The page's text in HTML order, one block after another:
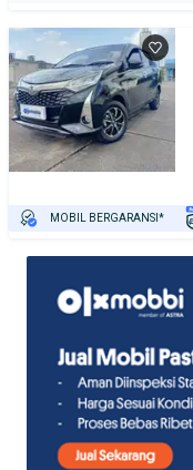
MOBIL BERGARANSI*